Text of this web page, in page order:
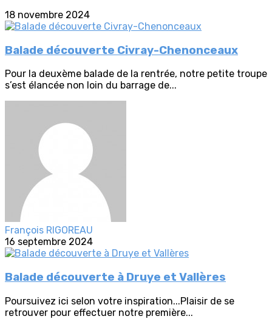
18 novembre 2024
Balade découverte Civray-Chenonceaux
Pour la deuxème balade de la rentrée, notre petite troupe
s’est élancée non loin du barrage de...
François RIGOREAU
16 septembre 2024
Balade découverte à Druye et Vallères
Poursuivez ici selon votre inspiration...Plaisir de se
retrouver pour effectuer notre première...